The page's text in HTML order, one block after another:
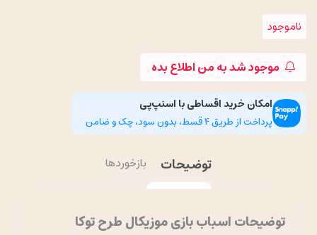
ناموجود
موجود شد به من اطلاع بده
امکان خرید اقساطی با اسنپ‌پی
پرداخت از طریق 4 قسط، بدون سود، چک و ضامن
توضیحات بازخوردها
توضیحات اسباب بازی موزیکال طرح توکا